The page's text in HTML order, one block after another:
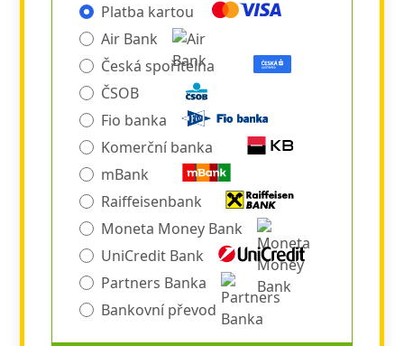
Platba kartou
Air Bank
Česká spořitelna
ČSOB
Fio banka
Komerční banka
mBank
Raiffeisenbank
Moneta Money Bank
UniCredit Bank
Partners Banka
Bankovní převod